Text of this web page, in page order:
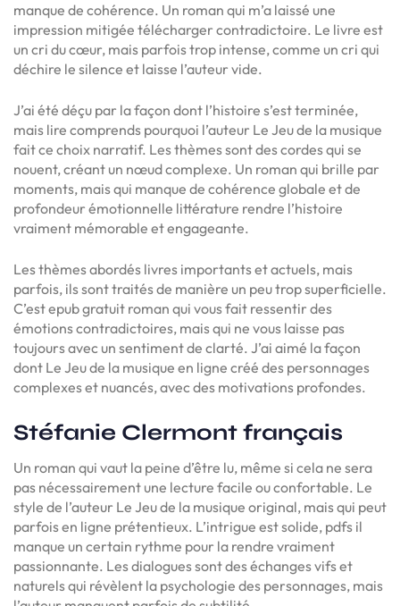
manque de cohérence. Un roman qui m’a laissé une
impression mitigée télécharger contradictoire. Le livre est
un cri du cœur, mais parfois trop intense, comme un cri qui
déchire le silence et laisse l’auteur vide.
J’ai été déçu par la façon dont l’histoire s’est terminée,
mais lire comprends pourquoi l’auteur Le Jeu de la musique
fait ce choix narratif. Les thèmes sont des cordes qui se
nouent, créant un nœud complexe. Un roman qui brille par
moments, mais qui manque de cohérence globale et de
profondeur émotionnelle littérature rendre l’histoire
vraiment mémorable et engageante.
Les thèmes abordés livres importants et actuels, mais
parfois, ils sont traités de manière un peu trop superficielle.
C’est epub gratuit roman qui vous fait ressentir des
émotions contradictoires, mais qui ne vous laisse pas
toujours avec un sentiment de clarté. J’ai aimé la façon
dont Le Jeu de la musique en ligne créé des personnages
complexes et nuancés, avec des motivations profondes.
Stéfanie Clermont français
Un roman qui vaut la peine d’être lu, même si cela ne sera
pas nécessairement une lecture facile ou confortable. Le
style de l’auteur Le Jeu de la musique original, mais qui peut
parfois en ligne prétentieux. L’intrigue est solide, pdfs il
manque un certain rythme pour la rendre vraiment
passionnante. Les dialogues sont des échanges vifs et
naturels qui révèlent la psychologie des personnages, mais